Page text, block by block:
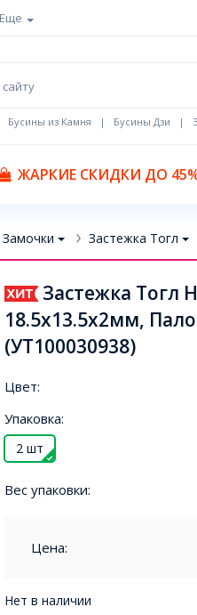
Еще
Бусины из Камня | Бусины Дзи |
ЖАРКИЕ СКИДКИ ДО
Застежка Тогл
Застежка Тогл
18.5х13.5х2мм,
(УТ100030938)
Цвет:
Упаковка:
2 шт
Вес упаковки:
Цена:
Нет в наличии